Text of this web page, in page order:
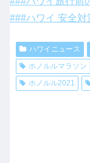
###ハワイ 安全
ハワイニュース
ホノルルマラソン
ホノルル2021